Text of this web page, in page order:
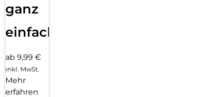
ganz
einfach
ab 9,99 €
inkl. MwSt.
Mehr
erfahren